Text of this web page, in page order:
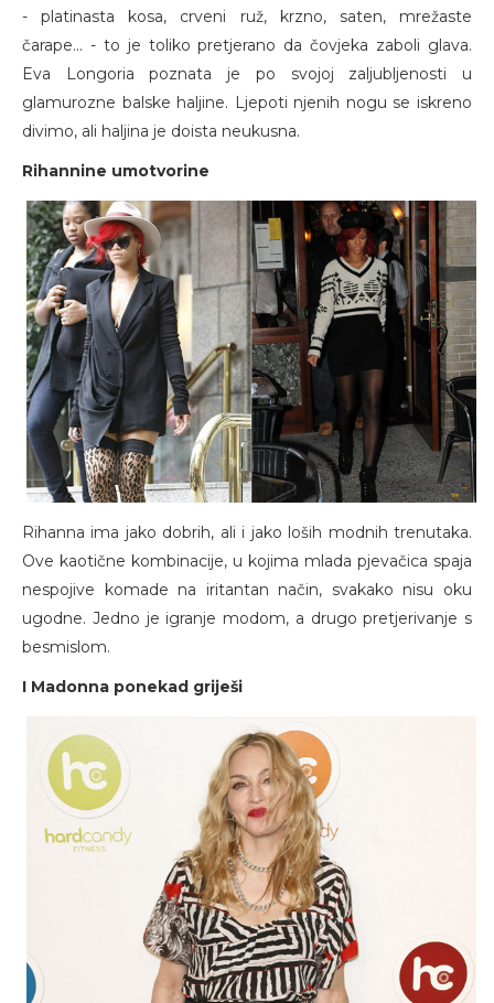
- platinasta kosa, crveni ruž, krzno, saten, mrežaste
čarape... - to je toliko pretjerano da čovjeka zaboli glava.
Eva Longoria poznata je po svojoj zaljubljenosti u
glamurozne balske haljine. Ljepoti njenih nogu se iskreno
divimo, ali haljina je doista neukusna.
Rihannine umotvorine
Rihanna ima jako dobrih, ali i jako loših modnih trenutaka.
Ove kaotične kombinacije, u kojima mlada pjevačica spaja
nespojive komade na iritantan način, svakako nisu oku
ugodne. Jedno je igranje modom, a drugo pretjerivanje s
besmislom.
I Madonna ponekad griješi